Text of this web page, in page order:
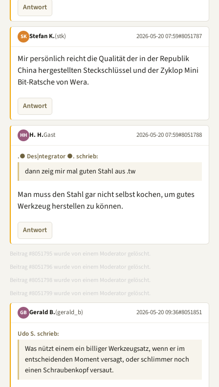
Antwort
SK Stefan K.(stk) 2026-05-20 07:59#8051787
Mir persönlich reicht die Qualität der in der Republik
China hergestellten Steckschlüssel und der Zyklop Mini
Bit-Ratsche von Wera.
Antwort
HH H. H.Gast 2026-05-20 07:59#8051788
.● Des|ntegrator ●. schrieb:
dann zeig mir mal guten Stahl aus .tw
Man muss den Stahl gar nicht selbst kochen, um gutes
Werkzeug herstellen zu können.
Antwort
Beitrag #8051795 wurde von einem Moderator gelöscht.
Beitrag #8051796 wurde von einem Moderator gelöscht.
Beitrag #8051798 wurde von einem Moderator gelöscht.
Beitrag #8051799 wurde von einem Moderator gelöscht.
GB Gerald B.(gerald_b) 2026-05-20 09:36#8051851
Udo S. schrieb:
Was nützt einem ein billiger Werkzeugsatz, wenn er im
entscheidenden Moment versagt, oder schlimmer noch
einen Schraubenkopf versaut.